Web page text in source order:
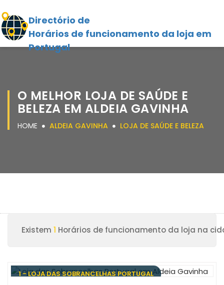
Directório de
Horários de funcionamento da loja em
Portugal
O MELHOR LOJA DE SAÚDE E
BELEZA EM ALDEIA GAVINHA
HOME ALDEIA GAVINHA LOJA DE SAÚDE E BELEZA
Existem 1 Horários de funcionamento da loja na
1 - LOJA DAS SOBRANCELHAS PORTUGAL